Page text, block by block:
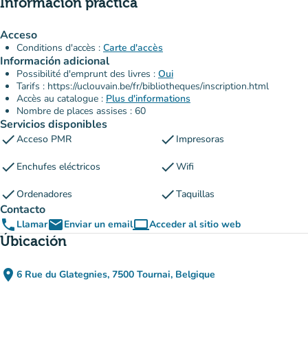
Acceso
Conditions d'accès : Carte d'accès
Información adicional
Possibilité d'emprunt des livres : Oui
Tarifs : https://uclouvain.be/fr/bibliotheques/inscription.html
Accès au catalogue : Plus d'informations
Nombre de places assises : 60
Servicios disponibles
checkAcceso PMR check Impresoras
check Enchufes eléctricos checkWifi
checkOrdenadores checkTaquillas
Contacto
phone LlamaremailEnviar un emailcomputerAcceder al sitio web
(nueva pestaña)
Úbicación
place 6 Rue du Glategnies, 7500 Tournai, Belgique
(abrir en Google Maps)
(nueva pestaña)